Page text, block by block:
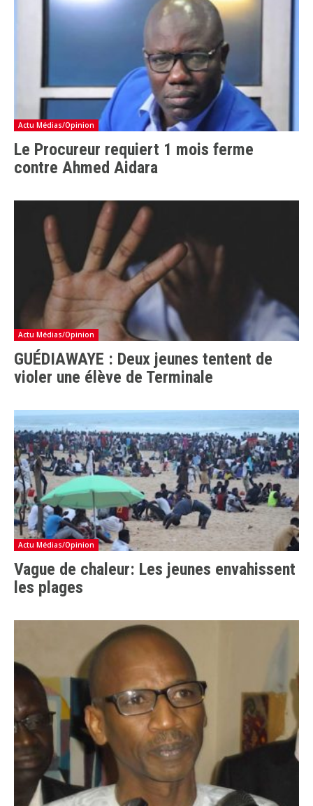
Actu Médias/Opinion
Le Procureur requiert 1 mois ferme
contre Ahmed Aidara
Actu Médias/Opinion
GUÉDIAWAYE : Deux jeunes tentent de
violer une élève de Terminale
Actu Médias/Opinion
Vague de chaleur: Les jeunes envahissent
les plages